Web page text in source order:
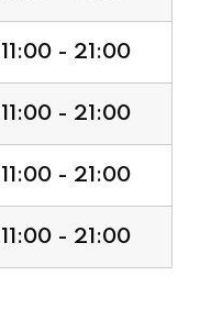
11:00 - 21:00
11:00 - 21:00
11:00 - 21:00